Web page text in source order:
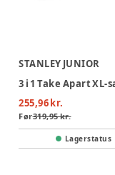
STANLEY JUNIOR
255,96 kr.
Før319,95 kr.
Lagerstatus